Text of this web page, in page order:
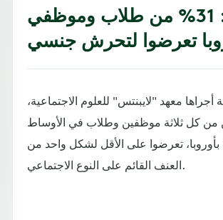
دراسة: 31% من طلاب وموظفي
تعرضوا لتحرش جنسي
معهد "لايبنتس" للعلوم الاجتماعية،
من كل ثلاثة موظفين وطلاب في الأوساط
بأوروبا، تعرضوا على الأقل لشكل واحد من
العنف القائم على النوع الاجتماعي.